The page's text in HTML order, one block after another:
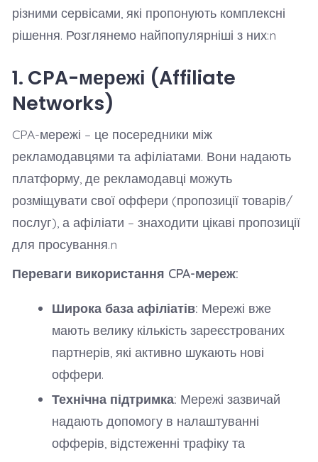
різними сервісами, які пропонують комплексні
рішення. Розглянемо найпопулярніші з них:n
1. CPA-мережі (Affiliate
Networks)
CPA-мережі – це посередники між
рекламодавцями та афіліатами. Вони надають
платформу, де рекламодавці можуть
розміщувати свої оффери (пропозиції товарів/
послуг), а афіліати – знаходити цікаві пропозиції
для просування.n
Переваги використання CPA-мереж:
Широка база афіліатів: Мережі вже
мають велику кількість зареєстрованих
партнерів, які активно шукають нові
оффери.
Технічна підтримка: Мережі зазвичай
надають допомогу в налаштуванні
офферів, відстеженні трафіку та